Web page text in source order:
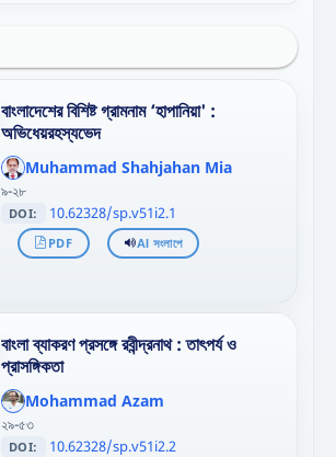
বাংলাদেশের বিশিষ্ট গ্রামনাম ‘হাপানিয়া' :
অভিধেয়রহস্যভেদ
';
};"
>
Muhammad Shahjahan Mia
৯-২৮
DOI: 10.62328/sp.v51i2.1
PDF AI সংলাপে
বাংলা ব্যাকরণ প্রসঙ্গে রবীন্দ্রনাথ : তাৎপর্য ও
প্রাসঙ্গিকতা
';
};"
>
Mohammad Azam
২৯-৫৩
DOI: 10.62328/sp.v51i2.2